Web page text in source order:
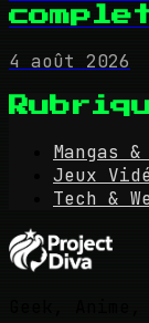
4 août 2026
Mangas
Jeux
Tech &